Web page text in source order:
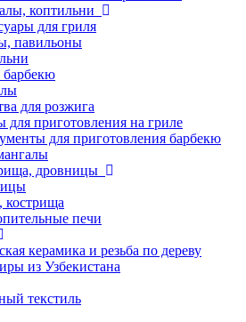
коптильни
для гриля
павильоны
барбекю
для розжига
для приготовления на гриле
для приготовления барбекю
дровницы
кострища
печи
керамика и резьба по дереву
из Узбекистана
текстиль